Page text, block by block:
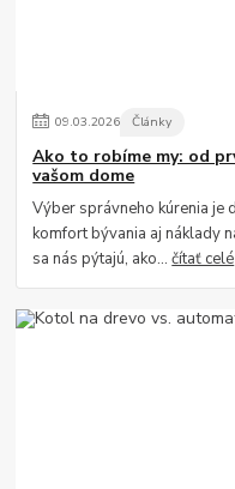
09.03.2026 Články
Ako to robíme my: od
vašom dome
Výber správneho kúrenia
komfort bývania aj náklady
sa nás pýtajú, ako...čítať celé